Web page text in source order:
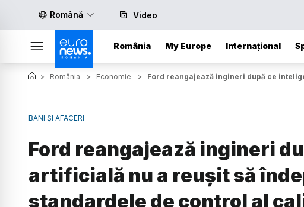
Română Video
România My Europe Internațional
> România > Economie > Ford reangajează ingineri după ce
BANI ȘI AFACERI
Ford reangajează ingineri
artificială nu a reușit să
standardele de control al